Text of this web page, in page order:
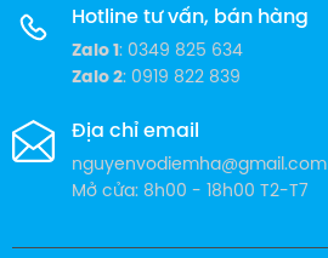
Hotline tư vấn, bán hàng
Zalo 1: 0349 825 634
Zalo 2: 0919 822 839
Địa chỉ email
nguyenvodiemha@gmail.com
Mở cửa: 8h00 - 18h00 T2-T7